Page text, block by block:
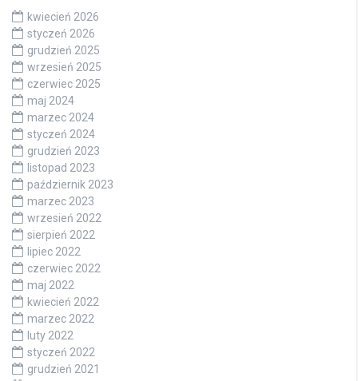
kwiecień 2026
styczeń 2026
grudzień 2025
wrzesień 2025
czerwiec 2025
maj 2024
marzec 2024
styczeń 2024
grudzień 2023
listopad 2023
październik 2023
marzec 2023
wrzesień 2022
sierpień 2022
lipiec 2022
czerwiec 2022
maj 2022
kwiecień 2022
marzec 2022
luty 2022
styczeń 2022
grudzień 2021